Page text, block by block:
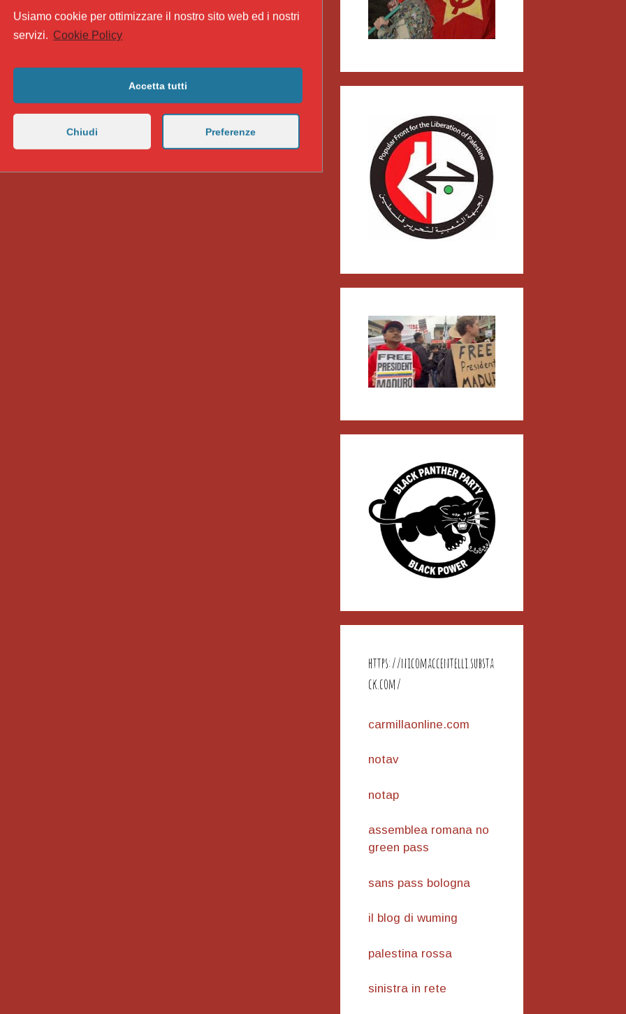
https://nicomaccentelli.substa
ck.com/
carmillaonline.com
notav
notap
assemblea romana no
green pass
sans pass bologna
il blog di wuming
palestina rossa
sinistra in rete
Usiamo cookie per ottimizzare il nostro sito web ed i nostri
servizi. Cookie Policy
Accetta tutti
Chiudi Preferenze